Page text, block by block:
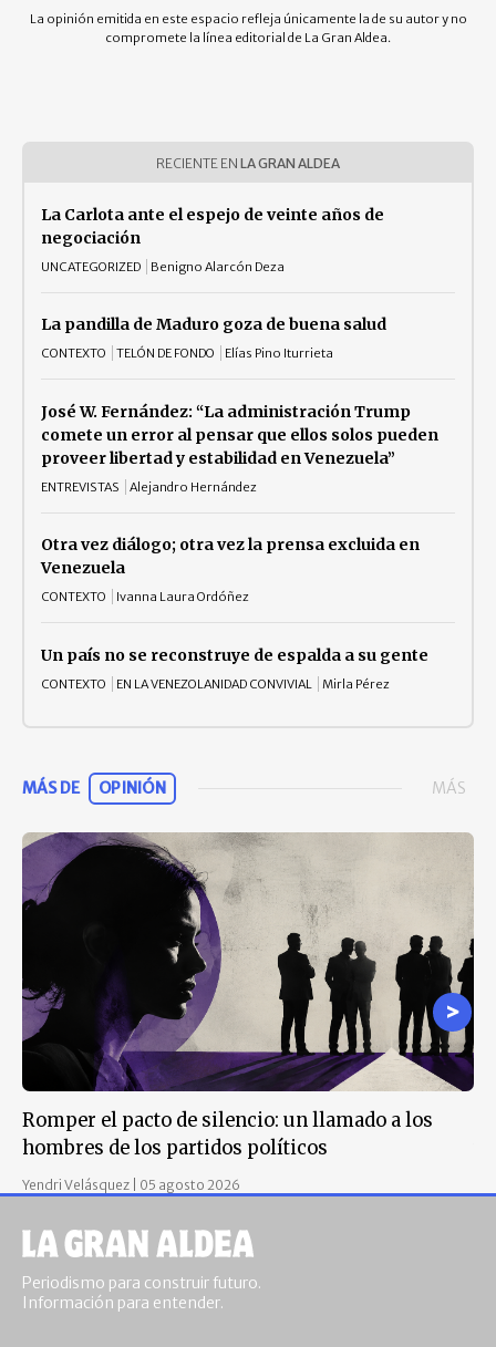
La opinión emitida en este espacio refleja únicamente la de su autor y no
compromete la línea editorial de La Gran Aldea.
RECIENTE EN LA GRAN ALDEA
La Carlota ante el espejo de veinte años de
negociación
UNCATEGORIZED Benigno Alarcón Deza
La pandilla de Maduro goza de buena salud
CONTEXTO TELÓN DE FONDO Elías Pino Iturrieta
José W. Fernández: “La administración Trump
comete un error al pensar que ellos solos pueden
proveer libertad y estabilidad en Venezuela”
ENTREVISTAS Alejandro Hernández
Otra vez diálogo; otra vez la prensa excluida en
Venezuela
CONTEXTO Ivanna Laura Ordóñez
Un país no se reconstruye de espalda a su gente
CONTEXTO EN LA VENEZOLANIDAD CONVIVIAL Mirla Pérez
MÁS DE OPINIÓN MÁS
Romper el pacto de silencio: un llamado a los
hombres de los partidos políticos
Yendri Velásquez 05 agosto 2026
Periodismo para construir futuro.
Información para entender.